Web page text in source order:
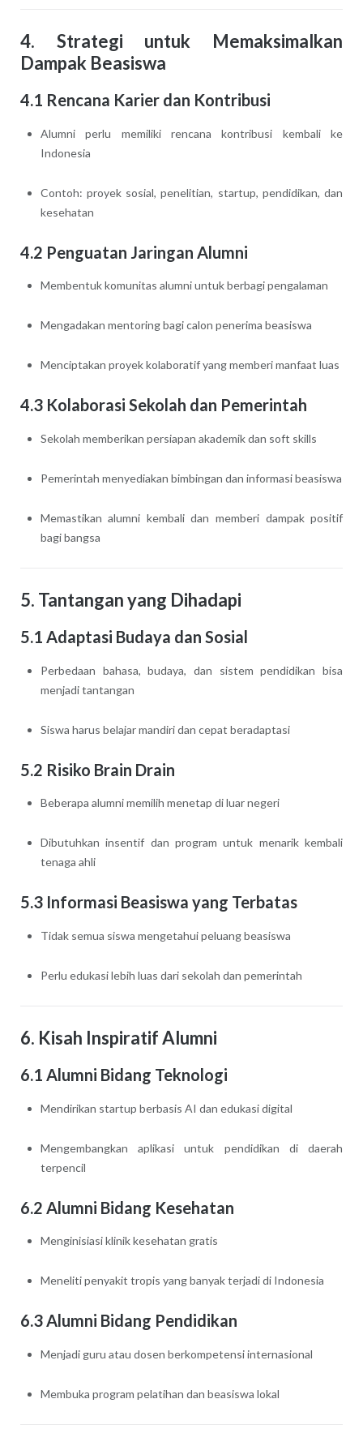
4. Strategi untuk Memaksimalkan
Dampak Beasiswa
4.1 Rencana Karier dan Kontribusi
Alumni perlu memiliki rencana kontribusi kembali ke
Indonesia
Contoh: proyek sosial, penelitian, startup, pendidikan, dan
kesehatan
4.2 Penguatan Jaringan Alumni
Membentuk komunitas alumni untuk berbagi pengalaman
Mengadakan mentoring bagi calon penerima beasiswa
Menciptakan proyek kolaboratif yang memberi manfaat luas
4.3 Kolaborasi Sekolah dan Pemerintah
Sekolah memberikan persiapan akademik dan soft skills
Pemerintah menyediakan bimbingan dan informasi beasiswa
Memastikan alumni kembali dan memberi dampak positif
bagi bangsa
5. Tantangan yang Dihadapi
5.1 Adaptasi Budaya dan Sosial
Perbedaan bahasa, budaya, dan sistem pendidikan bisa
menjadi tantangan
Siswa harus belajar mandiri dan cepat beradaptasi
5.2 Risiko Brain Drain
Beberapa alumni memilih menetap di luar negeri
Dibutuhkan insentif dan program untuk menarik kembali
tenaga ahli
5.3 Informasi Beasiswa yang Terbatas
Tidak semua siswa mengetahui peluang beasiswa
Perlu edukasi lebih luas dari sekolah dan pemerintah
6. Kisah Inspiratif Alumni
6.1 Alumni Bidang Teknologi
Mendirikan startup berbasis AI dan edukasi digital
Mengembangkan aplikasi untuk pendidikan di daerah
terpencil
6.2 Alumni Bidang Kesehatan
Menginisiasi klinik kesehatan gratis
Meneliti penyakit tropis yang banyak terjadi di Indonesia
6.3 Alumni Bidang Pendidikan
Menjadi guru atau dosen berkompetensi internasional
Membuka program pelatihan dan beasiswa lokal